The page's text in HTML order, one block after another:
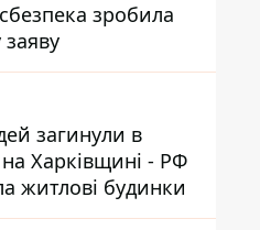
зробила
загинули в
на Харківщині - РФ
житлові будинки